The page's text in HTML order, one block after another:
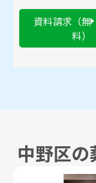
資料請求（無
料）
中野区